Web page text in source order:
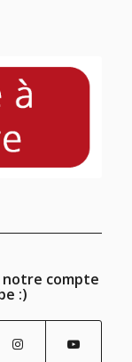
compte
:)